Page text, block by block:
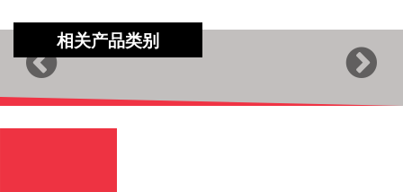
相关产品类别
Previous Next